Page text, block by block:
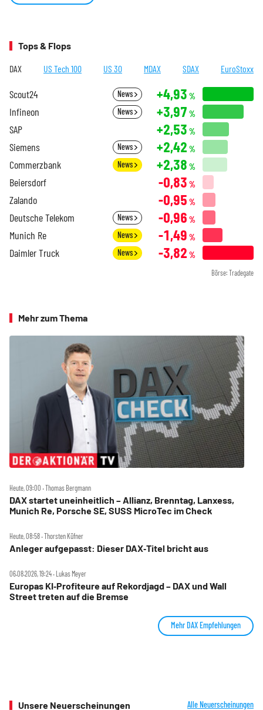
Tops & Flops
DAX US Tech 100 US 30 MDAX SDAX EuroStoxx
Scout24 News +4,93 %
Infineon News +3,97 %
SAP +2,53 %
Siemens News +2,42 %
Commerzbank News +2,38 %
Beiersdorf -0,83 %
Zalando -0,95 %
Deutsche Telekom News -0,96 %
Munich Re News -1,49 %
Daimler Truck News -3,82 %
Börse: Tradegate
Mehr zum Thema
Heute, 09:00 ‧ Thomas Bergmann
DAX startet uneinheitlich – Allianz, Brenntag, Lanxess,
Munich Re, Porsche SE, SUSS MicroTec im Check
Heute, 08:58 ‧ Thorsten Küfner
Anleger aufgepasst: Dieser DAX‑Titel bricht aus
06.08.2026, 19:24 ‧ Lukas Meyer
Europas KI‑Profiteure auf Rekordjagd – DAX und Wall
Street treten auf die Bremse
Mehr DAX Empfehlungen
Unsere Neuerscheinungen Alle Neuerscheinungen